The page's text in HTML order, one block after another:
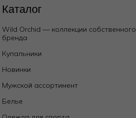
Каталог
Wild Orchid — коллекции собственного
бренда
Купальники
Новинки
Мужской ассортимент
Белье